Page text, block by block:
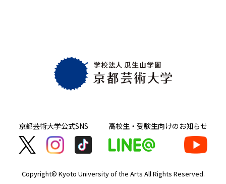
京都芸術大学公式SNS 高校生・受験生向けのお知らせ
Copyright© Kyoto University of the Arts All Rights Reserved.